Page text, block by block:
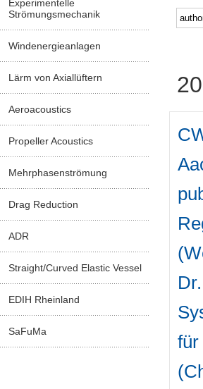
Experimentelle
Strömungsmechanik
Windenergieanlagen
Lärm von Axiallüftern
Aeroacoustics
Propeller Acoustics
Mehrphasenströmung
Drag Reduction
ADR
Straight/Curved Elastic Vessel
EDIH Rheinland
SaFuMa
für